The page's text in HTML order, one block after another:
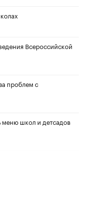
Всероссийской
проблем с
школ и детсадов